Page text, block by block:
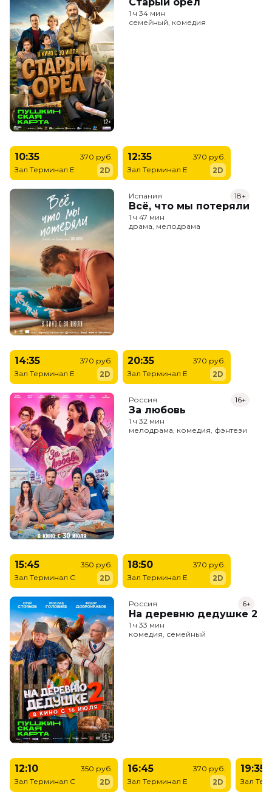
1 ч 34 мин
семейный, комедия
10:35
Зал Терминал E
370 руб.
2D
12:35
Зал Терминал E
370 руб.
2D
Испания
Всё, что мы потеряли
18+
1 ч 47 мин
драма, мелодрама
14:35
Зал Терминал E
370 руб.
2D
20:35
Зал Терминал E
370 руб.
2D
Россия
За любовь
16+
1 ч 32 мин
мелодрама, комедия, фэнтези
15:45
Зал Терминал C
350 руб.
2D
18:50
Зал Терминал E
370 руб.
2D
Россия
На деревню дедушке 2
6+
1 ч 33 мин
комедия, семейный
12:10
Зал Терминал C
350 руб.
2D
16:45
Зал Терминал E
370 руб.
2D
19:35
Зал